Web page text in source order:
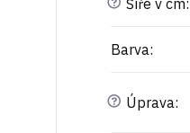
Šíře v cm:
Barva:
? Úprava: